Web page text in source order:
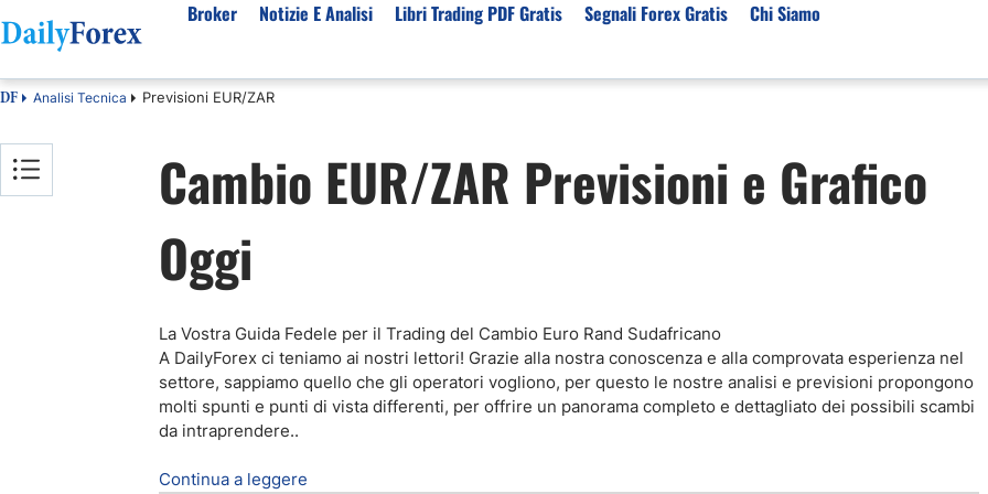
Broker
Bot Trading Automatico
Trading Bonus Senza Deposito
Broker No Esma
Broker ECN Migliori
Broker con Spread 0
App di trading
Migliori Broker Forex
Broker con Leva Alta
Migliori Broker CFD
Segnali Trading
Copy Trading Forex
Broker Forex per
Notizie E Analisi
Quotazione EUR USD Real Time
Previsioni S&P500 Oggi
Previsione Quotazione XAUUSD Oro
MIB 40 in Tempo Reale
Tutte le Valute Disponibili
Tutte le Materie Prime Disponibili
Tutti gli Indici Disponibili
Previsioni Forex Oggi
Mercato Azionario Oggi
Libri Trading PDF Gratis Segnali Forex Gratis Chi Siamo
Politica editoriale
La Nostra Metodologia
Indice di fiducia
Perché Fidarsi di Noi
DF Analisi Tecnica Previsioni EUR/ZAR
Cambio EUR/ZAR Previsioni e Grafico
Oggi
La Vostra Guida Fedele per il Trading del Cambio Euro Rand Sudafricano
A DailyForex ci teniamo ai nostri lettori! Grazie alla nostra conoscenza e alla comprovata esperienza nel
settore, sappiamo quello che gli operatori vogliono, per questo le nostre analisi e previsioni propongono
molti spunti e punti di vista differenti, per offrire un panorama completo e dettagliato dei possibili scambi
da intraprendere..
Continua a leggere